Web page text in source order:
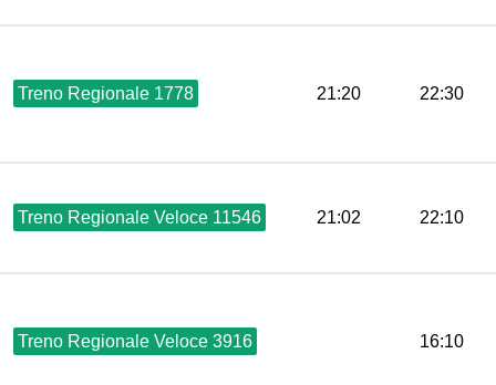
Treno Regionale 1778 21:20 22:30
Treno Regionale Veloce 11546 21:02 22:10
Treno Regionale Veloce 3916 16:10